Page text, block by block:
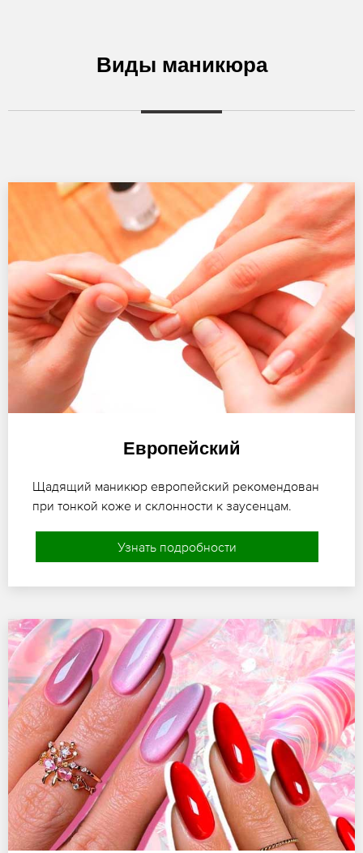
Виды маникюра
Европейский
Щадящий маникюр европейский рекомендован
при тонкой коже и склонности к заусенцам.
Узнать подробности